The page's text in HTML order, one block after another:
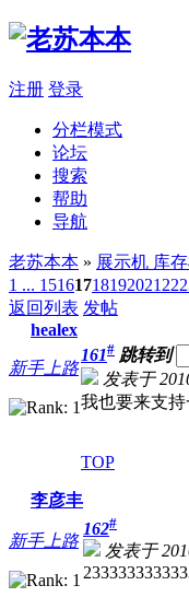
注册 登录
分栏模式
论坛
搜索
帮助
导航
老苏本本 » 展示机 库
1 ... 15161718192021 22
返回列表 发帖
healex
新手上路
161# 跳转到
发表于
我也要来支
TOP
李彦丰
新手上路
162#
发表于